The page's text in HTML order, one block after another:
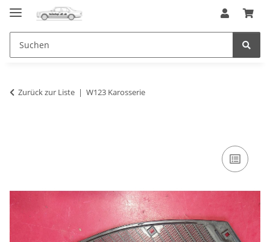
Zurück zur Liste W123 Karosserie